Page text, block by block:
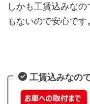
しかも工賃込みな
もないので安心です
工賃込みなの